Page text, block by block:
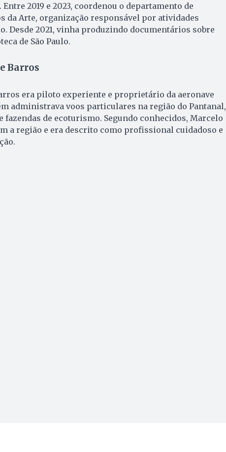
2019 e 2023, coordenou o departamento de
da Arte, organização responsável por atividades
Desde 2021, vinha produzindo documentários sobre
de São Paulo.
Barros
era piloto experiente e proprietário da aeronave
administrava voos particulares na região do Pantanal,
fazendas de ecoturismo. Segundo conhecidos, Marcelo
a região e era descrito como profissional cuidadoso e